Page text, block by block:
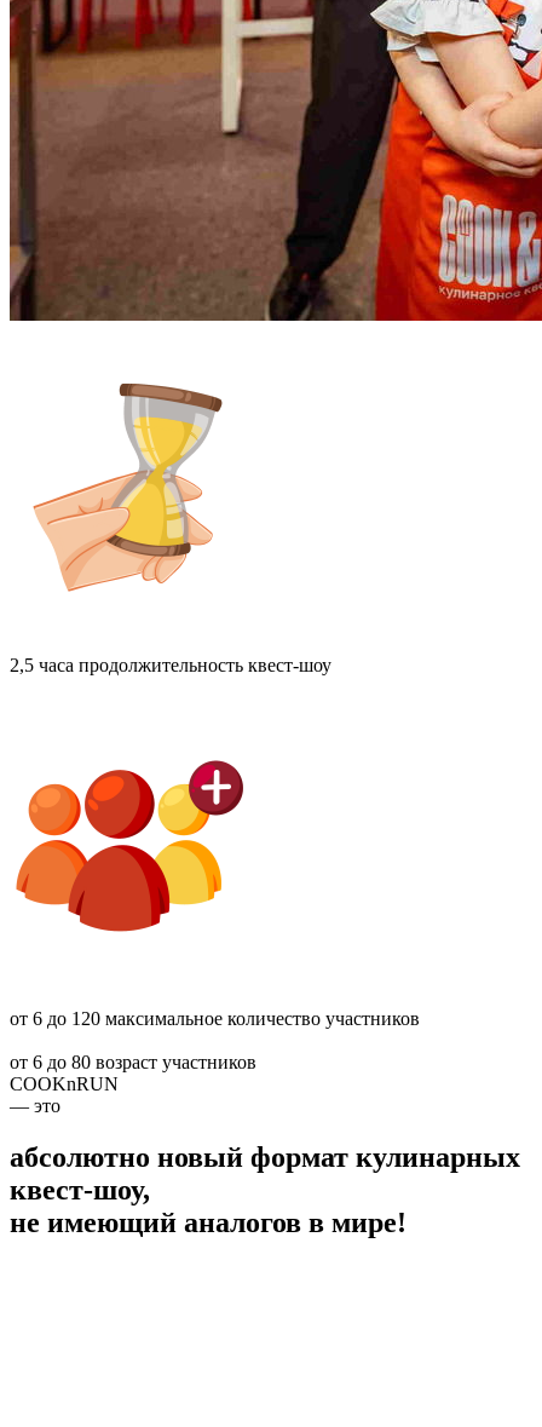
2,5 часа продолжительность квест-шоу
от 6 до 120 максимальное количество участников
от 6 до 80 возраст участников
COOKnRUN
— это
абсолютно новый формат кулинарных
квест-шоу,
не имеющий аналогов в мире!